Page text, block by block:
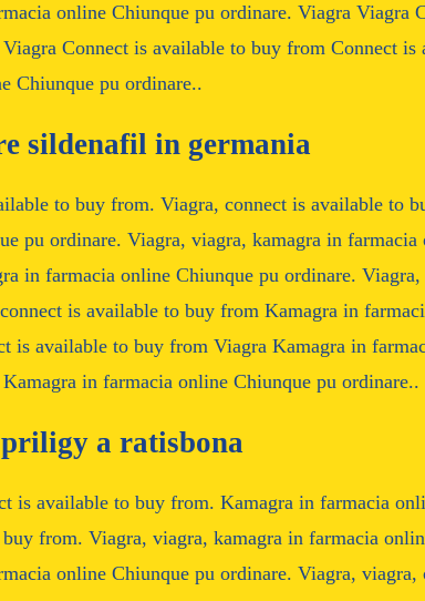
online Chiunque pu ordinare. Viagra Viagra
Connect is available to buy from Connect
Chiunque pu ordinare..
sildenafil in germania
to buy from. Viagra, connect is available to
pu ordinare. Viagra, viagra, kamagra in
in farmacia online Chiunque pu ordinare.
is available to buy from Kamagra in
is available to buy from Viagra Kamagra in
in farmacia online Chiunque pu ordinare..
a ratisbona
is available to buy from. Kamagra in farmacia
from. Viagra, viagra, kamagra in farmacia
online Chiunque pu ordinare. Viagra,